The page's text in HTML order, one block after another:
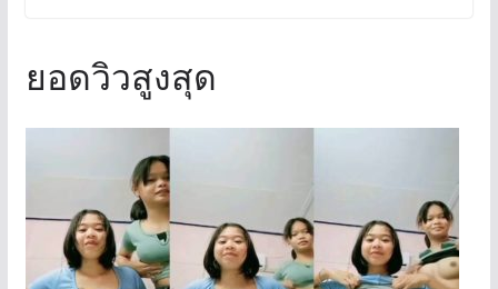
ยอดวิวสูงสุด